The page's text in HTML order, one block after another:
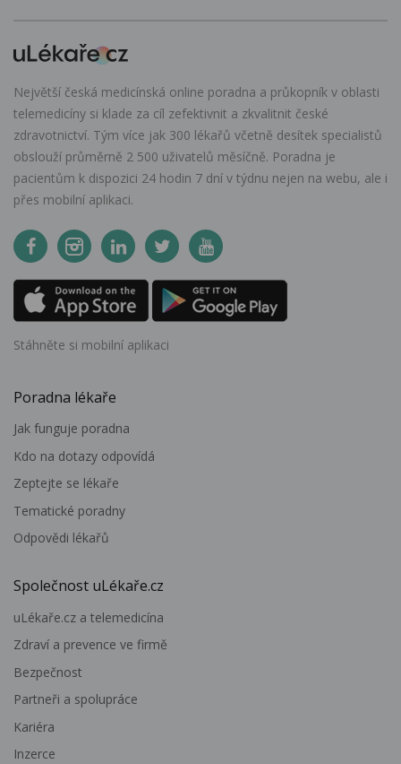
Největší česká medicínská online poradna a průkopník v oblasti
telemedicíny si klade za cíl zefektivnit a zkvalitnit české
zdravotnictví. Tým více jak 300 lékařů včetně desítek specialistů
obslouží průměrně 2 500 uživatelů měsíčně. Poradna je
pacientům k dispozici 24 hodin 7 dní v týdnu nejen na webu, ale i
přes mobilní aplikaci.
Stáhněte si mobilní aplikaci
Poradna lékaře
Jak funguje poradna
Kdo na dotazy odpovídá
Zeptejte se lékaře
Tematické poradny
Odpovědi lékařů
Společnost uLékaře.cz
uLékaře.cz a telemedicína
Zdraví a prevence ve firmě
Bezpečnost
Partneři a spolupráce
Kariéra
Inzerce